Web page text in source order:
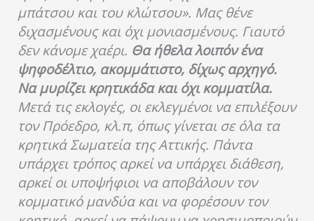
μπάτσου και του κλώτσου». Μας θένε
διχασμένους και όχι μονιασμένους. Γιαυτό
δεν κάνομε χαέρι. Θα ήθελα λοιπόν ένα
ψηφοδέλτιο, ακομμάτιστο, δίχως αρχηγό.
Να μυρίζει κρητικάδα και όχι κομματίλα.
Μετά τις εκλογές, οι εκλεγμένοι να επιλέξουν
τον Πρόεδρο, κλ.π, όπως γίνεται σε όλα τα
κρητικά Σωματεία της Αττικής. Πάντα
υπάρχει τρόπος αρκεί να υπάρχει διάθεση,
αρκεί οι υποψήφιοι να αποβάλουν τον
κομματικό μανδύα και να φορέσουν τον